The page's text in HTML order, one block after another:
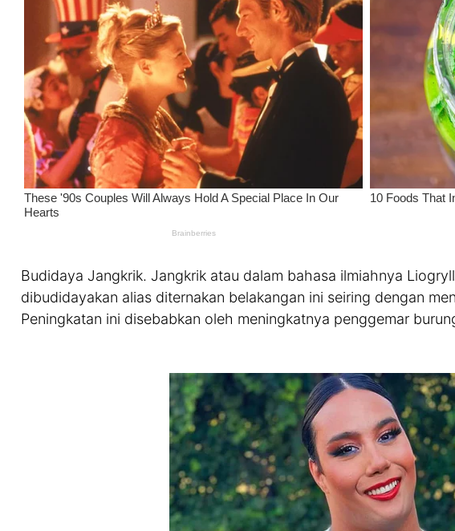
Budidaya Jangkrik. Jangkrik atau dalam bahasa ilmiahnya
dibudidayakan alias diternakan belakangan ini seiring dengan
Peningkatan ini disebabkan oleh meningkatnya penggemar